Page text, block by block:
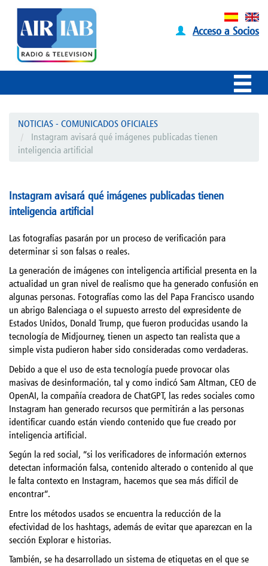
Acceso a Socios
NOTICIAS - COMUNICADOS OFICIALES
Instagram avisará qué imágenes publicadas tienen
inteligencia artificial
Instagram avisará qué imágenes publicadas tienen
inteligencia artificial
Las fotografías pasarán por un proceso de verificación para
determinar si son falsas o reales.
La generación de imágenes con inteligencia artificial presenta en la
actualidad un gran nivel de realismo que ha generado confusión en
algunas personas. Fotografías como las del Papa Francisco usando
un abrigo Balenciaga o el supuesto arresto del expresidente de
Estados Unidos, Donald Trump, que fueron producidas usando la
tecnología de Midjourney, tienen un aspecto tan realista que a
simple vista pudieron haber sido consideradas como verdaderas.
Debido a que el uso de esta tecnología puede provocar olas
masivas de desinformación, tal y como indicó Sam Altman, CEO de
OpenAI, la compañía creadora de ChatGPT, las redes sociales como
Instagram han generado recursos que permitirán a las personas
identificar cuando están viendo contenido que fue creado por
inteligencia artificial.
Según la red social, “si los verificadores de información externos
detectan información falsa, contenido alterado o contenido al que
le falta contexto en Instagram, hacemos que sea más difícil de
encontrar”.
Entre los métodos usados se encuentra la reducción de la
efectividad de los hashtags, además de evitar que aparezcan en la
sección Explorar e historias.
También, se ha desarrollado un sistema de etiquetas en el que se